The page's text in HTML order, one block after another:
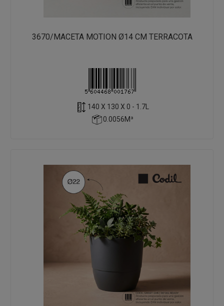
3670/MACETA MOTION Ø14 CM TERRACOTA
140 X 130 X 0 - 1.7L
0.0056M³